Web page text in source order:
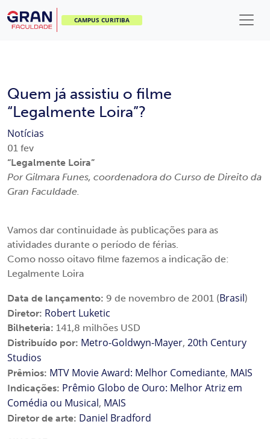
CAMPUS CURITIBA
Quem já assistiu o filme
“Legalmente Loira”?
Notícias
01 fev
“Legalmente Loira”
Por Gilmara Funes, coordenadora do Curso de Direito da
Gran Faculdade.
Vamos dar continuidade às publicações para as
atividades durante o período de férias.
Como nosso oitavo filme fazemos a indicação de:
Legalmente Loira
Data de lançamento: 9 de novembro de 2001 (Brasil)
Diretor: Robert Luketic
Bilheteria: 141,8 milhões USD
Distribuído por: Metro-Goldwyn-Mayer, 20th Century
Studios
Prêmios: MTV Movie Award: Melhor Comediante, MAIS
Indicações: Prêmio Globo de Ouro: Melhor Atriz em
Comédia ou Musical, MAIS
Diretor de arte: Daniel Bradford